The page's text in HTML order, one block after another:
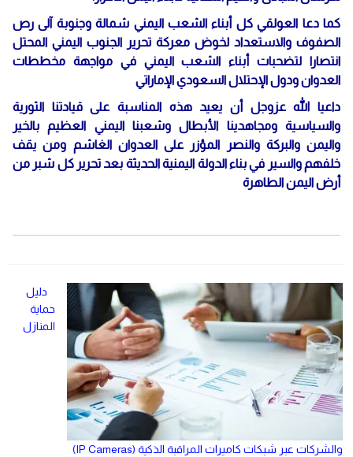
كما دعا العولقي كل أبناء الشعب اليمني شمالة وجنوبة آلى رص
الصفوف والاستعداد لخوض معركة تحرير الجنوب اليمني المحتل
انتصارا لتضحبات أبناء الشعب اليمني في مواجهة مخططات
العدوان ودول الإحتلال السعودي الإماراتي
داعيا الله عزوجل أن يعيد هذه المناسبة على قيادتنا الثورية
والسياسية ومجاهدينا الأبطال وشعبنا اليمني العظيم بالخير
واليمن والبركة والنصر المؤزر على العدوان الغاشم ومن يقف
خلفهم والسير في بناء الدولة اليمنية الحديثة بعد تحرير كل شبر من
أرض اليمن الطاهرة
دليل
حماية
المنازل
والشركات عبر شبكات كاميرات المراقبة الذكية (IP Cameras)